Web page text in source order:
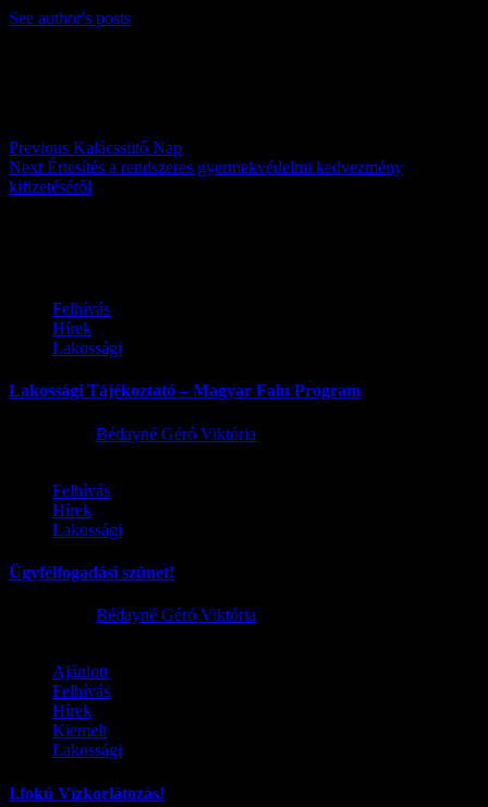
See author's posts
Previous Kalácssütő Nap
Next Értesítés a rendszeres gyermekvédelmi kedvezmény
kifizetéséről
Felhívás
Hírek
Lakossági
Lakossági Tájékoztató – Magyar Falu Program
Bédayné Géró Viktória
Felhívás
Hírek
Lakossági
Ügyfélfogadási szünet!
Bédayné Géró Viktória
Ajánlott
Felhívás
Hírek
Kiemelt
Lakossági
I.fokú Vízkorlátozás!